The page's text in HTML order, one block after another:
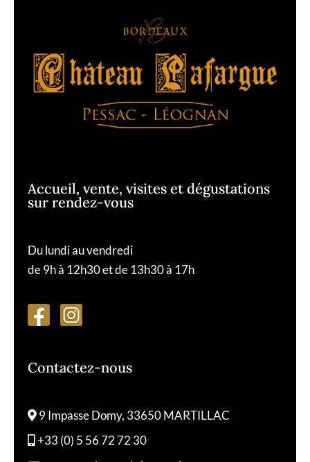
Accueil, vente, visites et dégustations
sur rendez-vous
Du lundi au vendredi
de 9h à 12h30 et de 13h30 à 17h
Contactez-nous
9 Impasse Domy, 33650 MARTILLAC
+33 (0) 5 56 72 72 30